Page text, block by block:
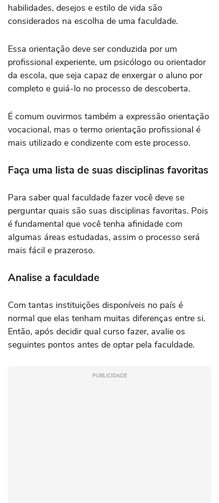
habilidades, desejos e estilo de vida são
considerados na escolha de uma faculdade.
Essa orientação deve ser conduzida por um
profissional experiente, um psicólogo ou orientador
da escola, que seja capaz de enxergar o aluno por
completo e guiá-lo no processo de descoberta.
É comum ouvirmos também a expressão orientação
vocacional, mas o termo orientação profissional é
mais utilizado e condizente com este processo.
Faça uma lista de suas disciplinas favoritas
Para saber qual faculdade fazer você deve se
perguntar quais são suas disciplinas favoritas. Pois
é fundamental que você tenha afinidade com
algumas áreas estudadas, assim o processo será
mais fácil e prazeroso.
Analise a faculdade
Com tantas instituições disponíveis no país é
normal que elas tenham muitas diferenças entre si.
Então, após decidir qual curso fazer, avalie os
seguintes pontos antes de optar pela faculdade.
PUBLICIDADE